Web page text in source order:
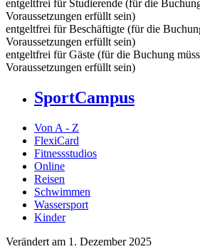
entgeltfrei für Studierende (für die
Voraussetzungen erfüllt sein)
entgeltfrei für Beschäftigte (für die
Voraussetzungen erfüllt sein)
entgeltfrei für Gäste (für die Buchung
Voraussetzungen erfüllt sein)
SportCampus
Von A - Z
FlexiCard
Fitnessstudios
Online
Reisen
Schwimmen
Wassersport
Kinder
Verändert am 1. Dezember 2025